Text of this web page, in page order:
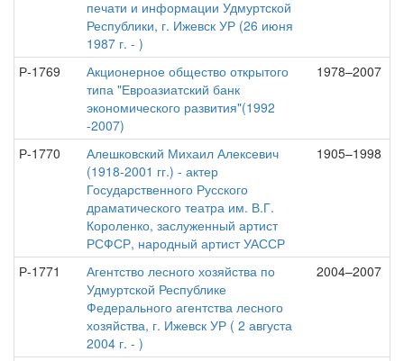
печати и информации Удмуртской
Республики, г. Ижевск УР (26 июня
1987 г. - )
Р-1769
Акционерное общество открытого
типа "Евроазиатский банк
экономического развития"(1992
-2007)
1978–2007
Р-1770
Алешковский Михаил Алексевич
(1918-2001 гг.) - актер
Государственного Русского
драматического театра им. В.Г.
Короленко, заслуженный артист
РСФСР, народный артист УАССР
1905–1998
Р-1771
Агентство лесного хозяйства по
Удмуртской Республике
Федерального агентства лесного
хозяйства, г. Ижевск УР ( 2 августа
2004 г. - )
2004–2007